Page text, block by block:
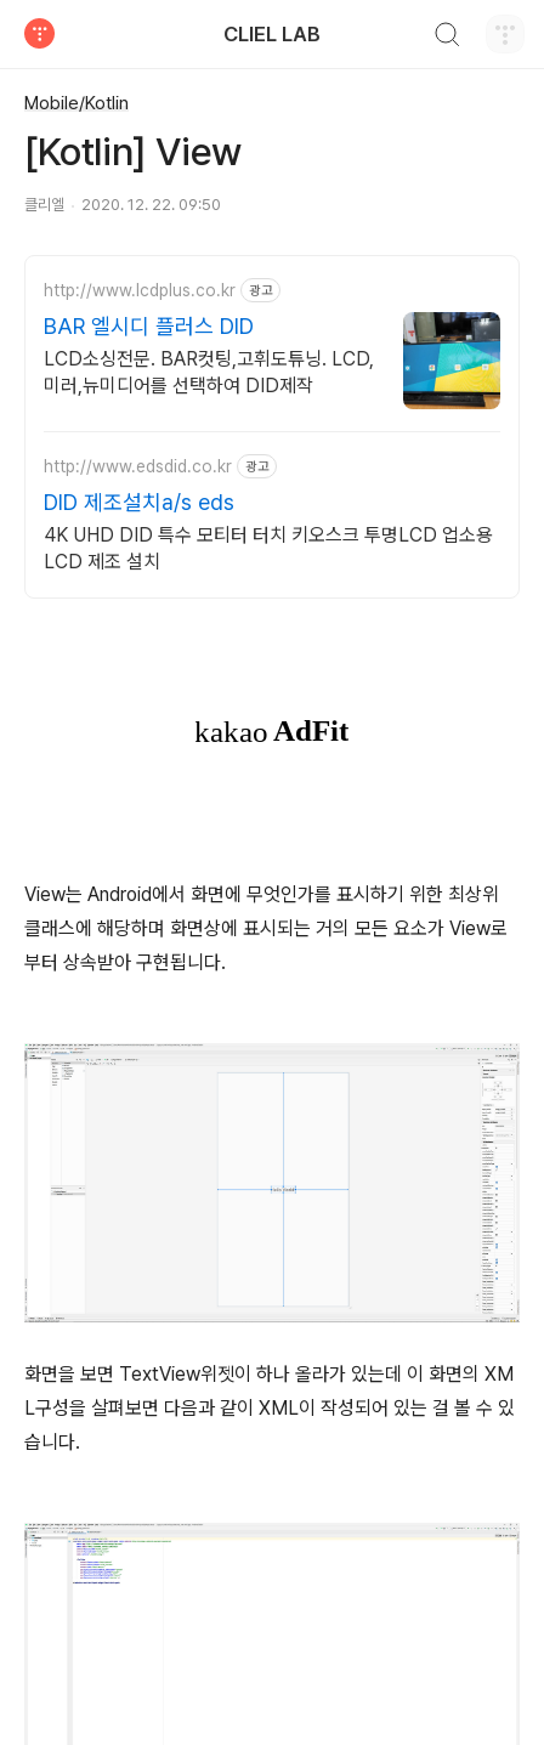
CLIEL LAB
Mobile/Kotlin
[Kotlin] View
클리엘 2020. 12. 22. 09:50
http://www.lcdplus.co.kr 광고
BAR 엘시디 플러스 DID
LCD소싱전문. BAR컷팅,고휘도튜닝. LCD,
미러,뉴미디어를 선택하여 DID제작
http://www.edsdid.co.kr 광고
DID 제조설치a/s eds
4K UHD DID 특수 모티터 터치 키오스크 투명LCD 업소용
LCD 제조 설치
View는 Android에서 화면에 무엇인가를 표시하기 위한 최상위
클래스에 해당하며 화면상에 표시되는 거의 모든 요소가 View로
부터 상속받아 구현됩니다.
화면을 보면 TextView위젯이 하나 올라가 있는데 이 화면의 XM
L구성을 살펴보면 다음과 같이 XML이 작성되어 있는 걸 볼 수 있
습니다.